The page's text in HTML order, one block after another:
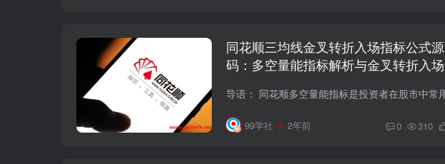
同花顺三均线金叉转折入场指标公式源
码：多空量能指标解析与金叉转折入
99学社 2年前 0 310